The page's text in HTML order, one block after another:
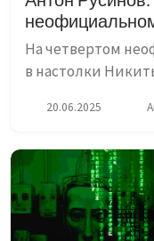
На четвертом
в настолки
подписываю
20.06.2025